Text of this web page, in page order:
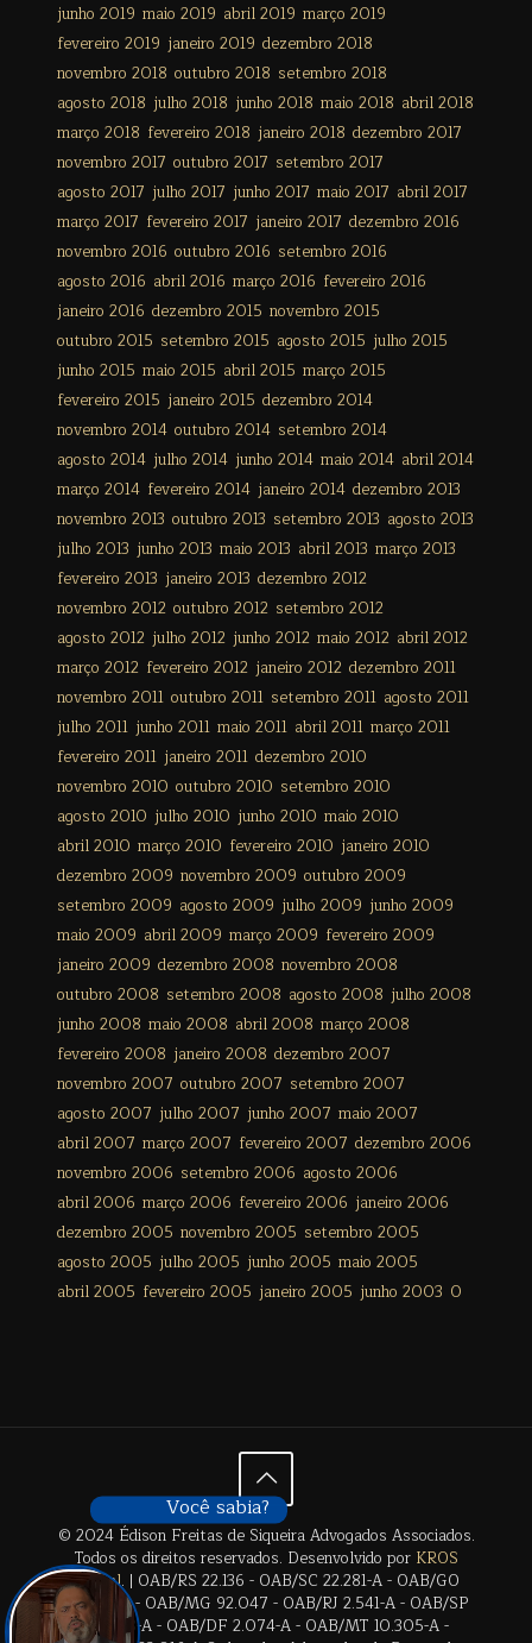
junho 2019 maio 2019 abril 2019 março 2019
fevereiro 2019 janeiro 2019 dezembro 2018
novembro 2018 outubro 2018 setembro 2018
agosto 2018 julho 2018 junho 2018 maio 2018 abril 2018
março 2018 fevereiro 2018 janeiro 2018 dezembro 2017
novembro 2017 outubro 2017 setembro 2017
agosto 2017 julho 2017 junho 2017 maio 2017 abril 2017
março 2017 fevereiro 2017 janeiro 2017 dezembro 2016
novembro 2016 outubro 2016 setembro 2016
agosto 2016 abril 2016 março 2016 fevereiro 2016
janeiro 2016 dezembro 2015 novembro 2015
outubro 2015 setembro 2015 agosto 2015 julho 2015
junho 2015 maio 2015 abril 2015 março 2015
fevereiro 2015 janeiro 2015 dezembro 2014
novembro 2014 outubro 2014 setembro 2014
agosto 2014 julho 2014 junho 2014 maio 2014 abril 2014
março 2014 fevereiro 2014 janeiro 2014 dezembro 2013
novembro 2013 outubro 2013 setembro 2013 agosto 2013
julho 2013 junho 2013 maio 2013 abril 2013 março 2013
fevereiro 2013 janeiro 2013 dezembro 2012
novembro 2012 outubro 2012 setembro 2012
agosto 2012 julho 2012 junho 2012 maio 2012 abril 2012
março 2012 fevereiro 2012 janeiro 2012 dezembro 2011
novembro 2011 outubro 2011 setembro 2011 agosto 2011
julho 2011 junho 2011 maio 2011 abril 2011 março 2011
fevereiro 2011 janeiro 2011 dezembro 2010
novembro 2010 outubro 2010 setembro 2010
agosto 2010 julho 2010 junho 2010 maio 2010
abril 2010 março 2010 fevereiro 2010 janeiro 2010
dezembro 2009 novembro 2009 outubro 2009
setembro 2009 agosto 2009 julho 2009 junho 2009
maio 2009 abril 2009 março 2009 fevereiro 2009
janeiro 2009 dezembro 2008 novembro 2008
outubro 2008 setembro 2008 agosto 2008 julho 2008
junho 2008 maio 2008 abril 2008 março 2008
fevereiro 2008 janeiro 2008 dezembro 2007
novembro 2007 outubro 2007 setembro 2007
agosto 2007 julho 2007 junho 2007 maio 2007
abril 2007 março 2007 fevereiro 2007 dezembro 2006
novembro 2006 setembro 2006 agosto 2006
abril 2006 março 2006 fevereiro 2006 janeiro 2006
dezembro 2005 novembro 2005 setembro 2005
agosto 2005 julho 2005 junho 2005 maio 2005
abril 2005 fevereiro 2005 janeiro 2005 junho 2003 0
© 2024 Édison Freitas de Siqueira Advogados Associados.
Todos os direitos reservados. Desenvolvido por KROS
Digital. | OAB/RS 22.136 - OAB/SC 22.281-A - OAB/GO
28.659-A - OAB/MG 92.047 - OAB/RJ 2.541-A - OAB/SP
17.2838-A - OAB/DF 2.074-A - OAB/MT 10.305-A -
Você sabia?